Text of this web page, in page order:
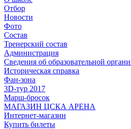
Отбор
Новости
Фото
Состав
Тренерский состав
Администрация
Сведения об образовательной
Историческая справка
Фан-зона
3D-тур 2017
Марш-бросок
МАГАЗИН ЦСКА АРЕНА
Интернет-магазин
Купить билеты